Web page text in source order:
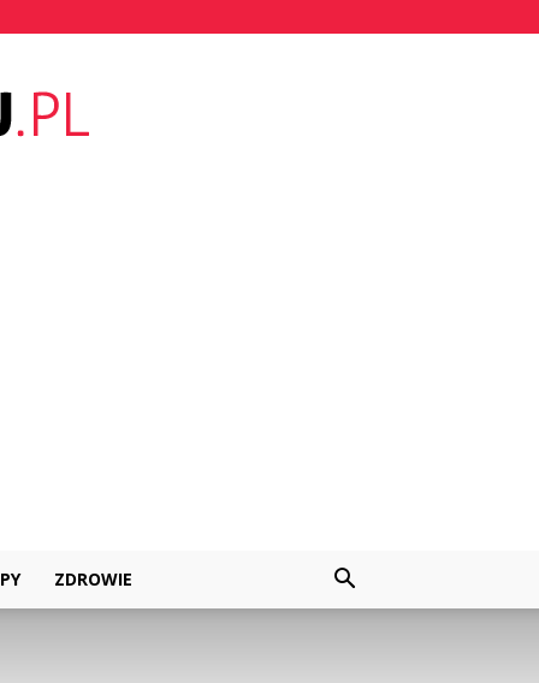
ZDROWIE